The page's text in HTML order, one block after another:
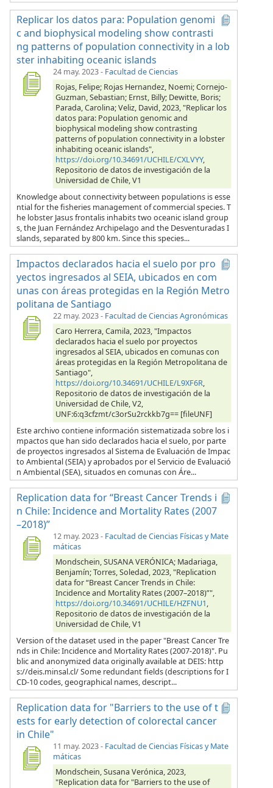
Replicar los datos para: Population genomi
c and biophysical modeling show contrasti
ng patterns of population connectivity in a lob
ster inhabiting oceanic islands
24 may. 2023- Facultad de Ciencias
Rojas, Felipe; Rojas Hernandez, Noemi; Cornejo-
Guzman, Sebastian; Ernst, Billy; Dewitte, Boris;
Parada, Carolina; Veliz, David, 2023, "Replicar los
datos para: Population genomic and
biophysical modeling show contrasting
patterns of population connectivity in a lobster
inhabiting oceanic islands",
https://doi.org/10.34691/UCHILE/CXLVYY,
Repositorio de datos de investigación de la
Universidad de Chile, V1
Knowledge about connectivity between populations is esse
ntial for the fisheries management of commercial species. T
he lobster Jasus frontalis inhabits two oceanic island group
s, the Juan Fernández Archipelago and the Desventuradas I
slands, separated by 800 km. Since this species...
Impactos declarados hacia el suelo por pro
yectos ingresados al SEIA, ubicados en com
unas con áreas protegidas en la Región Metro
politana de Santiago
22 may. 2023- Facultad de Ciencias Agronómicas
Caro Herrera, Camila, 2023, "Impactos
declarados hacia el suelo por proyectos
ingresados al SEIA, ubicados en comunas con
áreas protegidas en la Región Metropolitana de
Santiago",
https://doi.org/10.34691/UCHILE/L9XF6R,
Repositorio de datos de investigación de la
Universidad de Chile, V2,
UNF:6:q3cfzmt/c3orSu2rckkb7g== [fileUNF]
Este archivo contiene información sistematizada sobre los i
mpactos que han sido declarados hacia el suelo, por parte
de proyectos ingresados al Sistema de Evaluación de Impac
to Ambiental (SEIA) y aprobados por el Servicio de Evaluació
n Ambiental (SEA), situados en comunas con Áre...
Replication data for “Breast Cancer Trends i
n Chile: Incidence and Mortality Rates (2007
–2018)”
12 may. 2023- Facultad de Ciencias Físicas y Mate
máticas
Mondschein, SUSANA VERÓNICA; Madariaga,
Benjamín; Torres, Soledad, 2023, "Replication
data for “Breast Cancer Trends in Chile:
Incidence and Mortality Rates (2007–2018)”",
https://doi.org/10.34691/UCHILE/HZFNU1,
Repositorio de datos de investigación de la
Universidad de Chile, V1
Version of the dataset used in the paper "Breast Cancer Tre
nds in Chile: Incidence and Mortality Rates (2007-2018)". Pu
blic and anonymized data originally available at DEIS: http
s://deis.minsal.cl/ Some redundant fields (descriptions for I
CD-10 codes, geographical names, descript...
Replication data for "Barriers to the use of t
ests for early detection of colorectal cancer
in Chile"
11 may. 2023- Facultad de Ciencias Físicas y Mate
máticas
Mondschein, Susana Verónica, 2023,
"Replication data for "Barriers to the use of